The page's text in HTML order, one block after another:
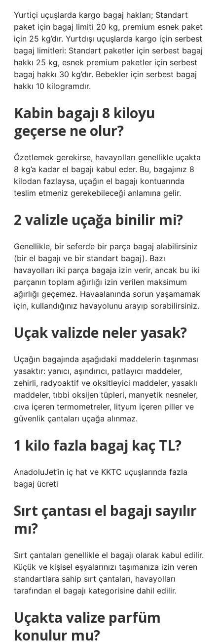
Yurtiçi uçuşlarda kargo bagaj hakları; Standart
paket için bagaj limiti 20 kg, premium esnek paket
için 25 kg’dır. Yurtdışı uçuşlarda kargo için serbest
bagaj limitleri: Standart paketler için serbest bagaj
hakkı 25 kg, esnek premium paketler için serbest
bagaj hakkı 30 kg’dır. Bebekler için serbest bagaj
hakkı 10 kilogramdır.
Kabin bagajı 8 kiloyu
geçerse ne olur?
Özetlemek gerekirse, havayolları genellikle uçakta
8 kg’a kadar el bagajı kabul eder. Bu, bagajınız 8
kilodan fazlaysa, uçağın el bagajı kontuarında
teslim etmeniz gerekebileceği anlamına gelir.
2 valizle uçağa binilir mi?
Genellikle, bir seferde bir parça bagaj alabilirsiniz
(bir el bagajı ve bir standart bagaj). Bazı
havayolları iki parça bagaja izin verir, ancak bu iki
parçanın toplam ağırlığı izin verilen maksimum
ağırlığı geçemez. Havaalanında sorun yaşamamak
için, kullandığınız havayolunu arayıp sorabilirsiniz.
Uçak valizde neler yasak?
Uçağın bagajında ​​aşağıdaki maddelerin taşınması
yasaktır: yanıcı, aşındırıcı, patlayıcı maddeler,
zehirli, radyoaktif ve oksitleyici maddeler, yasaklı
maddeler, tıbbi oksijen tüpleri, manyetik nesneler,
cıva içeren termometreler, lityum içeren piller ve
güvenlik çantaları uçağa alınmaz.
1 kilo fazla bagaj kaç TL?
AnadoluJet’in iç hat ve KKTC uçuşlarında fazla
bagaj ücreti
Sırt çantası el bagajı sayılır
mı?
Sırt çantaları genellikle el bagajı olarak kabul edilir.
Küçük ve kişisel eşyalarınızı taşımanıza izin veren
standartlara sahip sırt çantaları, havayolları
tarafından el bagajı kategorisine dahil edilir.
Uçakta valize parfüm
konulur mu?